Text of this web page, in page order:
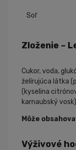
Soľ
Zloženie –
Cukor, voda,
želírujúca látka
(kyselina
karnaubský
Môže
Výživové